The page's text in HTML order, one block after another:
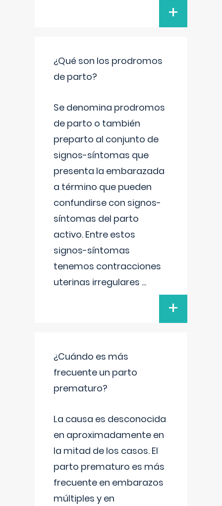
+
¿Qué son los prodromos
de parto?
Se denomina prodromos
de parto o también
preparto al conjunto de
signos-síntomas que
presenta la embarazada
a término que pueden
confundirse con signos-
síntomas del parto
activo. Entre estos
signos-síntomas
tenemos contracciones
uterinas irregulares ...
+
¿Cuándo es más
frecuente un parto
prematuro?
La causa es desconocida
en aproximadamente en
la mitad de los casos. El
parto prematuro es más
frecuente en embarazos
múltiples y en